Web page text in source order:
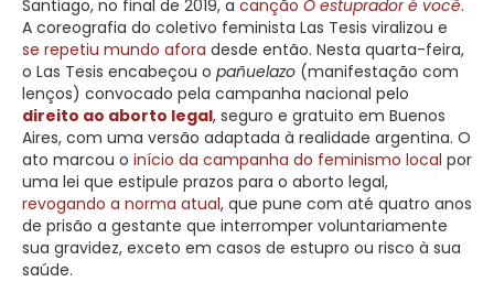
Santiago, no final de 2019, a canção O estuprador é você.
A coreografia do coletivo feminista Las Tesis viralizou e
se repetiu mundo afora desde então. Nesta quarta-feira,
o Las Tesis encabeçou o pañuelazo (manifestação com
lenços) convocado pela campanha nacional pelo
direito ao aborto legal, seguro e gratuito em Buenos
Aires, com uma versão adaptada à realidade argentina. O
ato marcou o início da campanha do feminismo local por
uma lei que estipule prazos para o aborto legal,
revogando a norma atual, que pune com até quatro anos
de prisão a gestante que interromper voluntariamente
sua gravidez, exceto em casos de estupro ou risco à sua
saúde.